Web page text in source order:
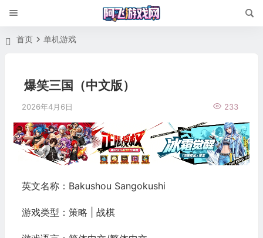
首页 单机游戏
爆笑三国（中文版）
2026年4月6日 233
英文名称：Bakushou Sangokushi
游戏类型：策略 | 战棋